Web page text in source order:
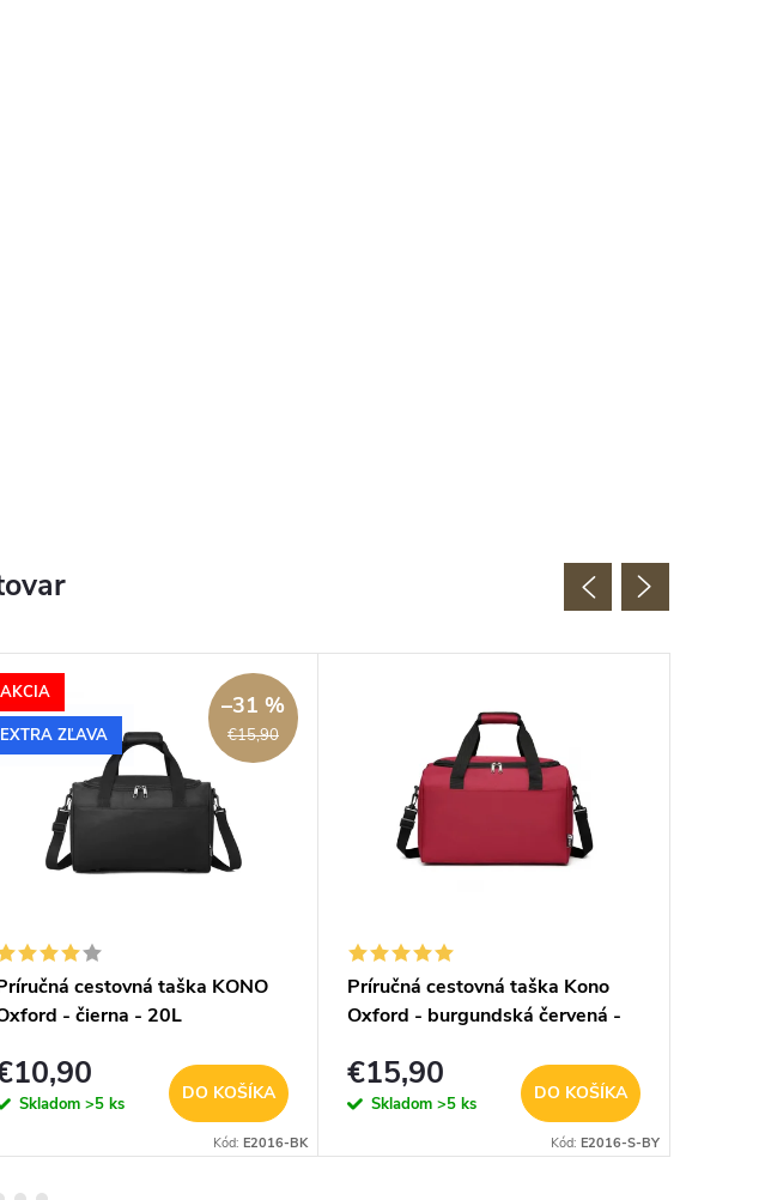
AKCIA
EXTRA ZĽAVA
€15,90
–31 %
cestovná taška KONO
- čierna - 20L
Skladom >5 ks
DO KOŠÍKA
Kód: E2016-BK
Príručná cestovná taška Kono
Oxford - burgundská červená -
€15,90
Skladom >5 ks
DO KOŠÍKA
Kód: E2016-S-BY